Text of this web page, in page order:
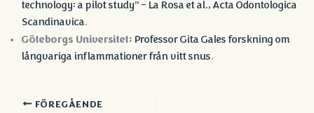
technology: a pilot study” – La Rosa et al., Acta Odontologica
Scandinavica.
Göteborgs Universitet: Professor Gita Gales forskning om
långvariga inflammationer från vitt snus.
FÖREGÅENDE